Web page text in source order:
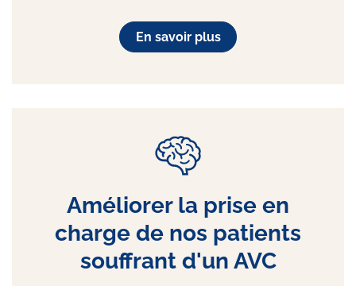
En savoir plus
Améliorer la prise en
charge de nos patients
souffrant d'un AVC